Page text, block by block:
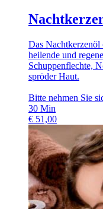
Das Nachtkerzenöl
heilende und
Schuppenflechte,
spröder Haut.
Bitte nehmen Sie
30 Min
€ 51,00